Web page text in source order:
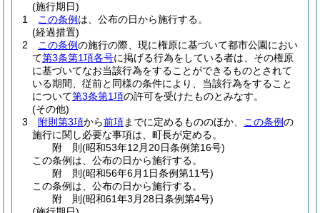
(施行期日)
1
この条例 は、公布の日から施行する。
(経過措置)
2
この条例の施行の際、現に権原に基づいて都市公園におい
て第3条第1項各号に掲げる行為をしている者は、その権原
に基づいてなお当該行為をすることができるものとされて
いる期間、従前と同様の条件により、当該行為をすること
について第3条第1項の許可を受けたものとみなす。
(その他)
3
附則第3項から前項までに定めるもののほか、 この条例の
施行に関し必要な事項は、町長が定める。
附 則(昭和53年12月20日条例第16号)
この条例は、公布の日から施行する。
附 則(昭和56年6月1日条例第11号)
この条例は、公布の日から施行する。
附 則(昭和61年3月28日条例第4号)